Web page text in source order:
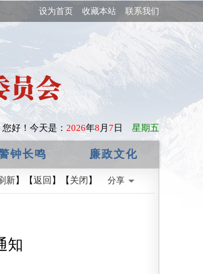
设为首页 收藏本站 联系我们
您好！ 今天是： 2026年8 月 7 日 星期五
钟长鸣 廉政文化
新】【返回 】【关闭 】 分享
知